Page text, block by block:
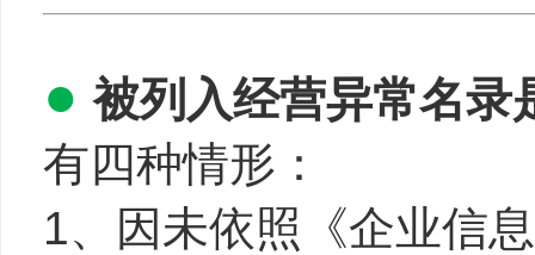
●被列入经营异常名
有四种情形：
1、因未依照《企业信